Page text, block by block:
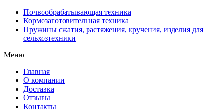
Почвообрабатывающая техника
Кормозаготовительная техника
Пружины сжатия, растяжения, кручения, изделия для
сельхозтехники
Меню
Главная
О компании
Доставка
Отзывы
Контакты